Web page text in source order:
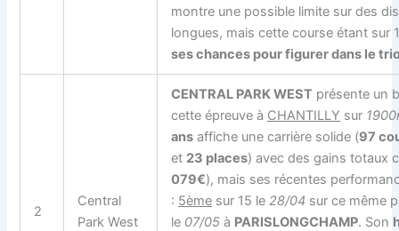
montre une possible limite sur des
longues, mais cette course étant sur
ses chances pour figurer dans le
2
Central
Park West
CENTRAL PARK WEST présente un
cette épreuve à CHANTILLY sur
ans affiche une carrière solide (97
et 23 places) avec des gains totaux
079€), mais ses récentes
: 5ème sur 15 le 28/04 sur ce même
le 07/05 à PARISLONGCHAMP. Son